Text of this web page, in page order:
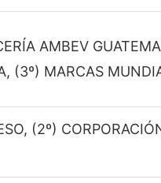
AMBEV
(3º) MARCAS
(2º)